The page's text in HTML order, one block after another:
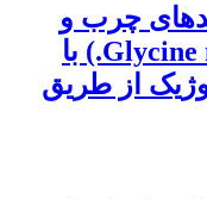
چرب و
پروتئین دانه سویا ( Glycine max L.) با
از طریق